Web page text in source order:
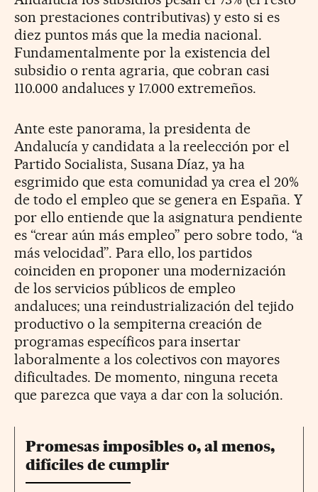
son prestaciones contributivas) y esto si es
diez puntos más que la media nacional.
Fundamentalmente por la existencia del
subsidio o renta agraria, que cobran casi
110.000 andaluces y 17.000 extremeños.
Ante este panorama, la presidenta de
Andalucía y candidata a la reelección por el
Partido Socialista, Susana Díaz, ya ha
esgrimido que esta comunidad ya crea el 20%
de todo el empleo que se genera en España. Y
por ello entiende que la asignatura pendiente
es “crear aún más empleo” pero sobre todo, “a
más velocidad”. Para ello, los partidos
coinciden en proponer una modernización
de los servicios públicos de empleo
andaluces; una reindustrialización del tejido
productivo o la sempiterna creación de
programas específicos para insertar
laboralmente a los colectivos con mayores
dificultades. De momento, ninguna receta
que parezca que vaya a dar con la solución.
Promesas imposibles o, al menos,
difíciles de cumplir